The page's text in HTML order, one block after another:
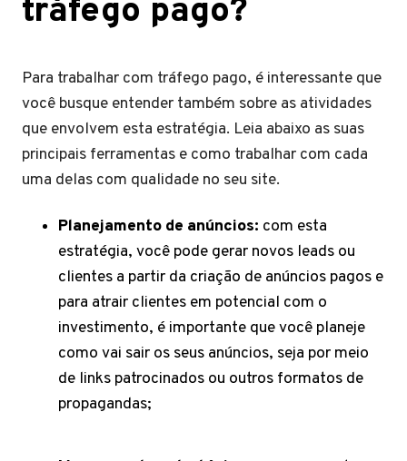
tráfego pago?
Para trabalhar com tráfego pago, é interessante que
você busque entender também sobre as atividades
que envolvem esta estratégia. Leia abaixo as suas
principais ferramentas e como trabalhar com cada
uma delas com qualidade no seu site.
Planejamento de anúncios: com esta
estratégia, você pode gerar novos leads ou
clientes a partir da criação de anúncios pagos e
para atrair clientes em potencial com o
investimento, é importante que você planeje
como vai sair os seus anúncios, seja por meio
de links patrocinados ou outros formatos de
propagandas;